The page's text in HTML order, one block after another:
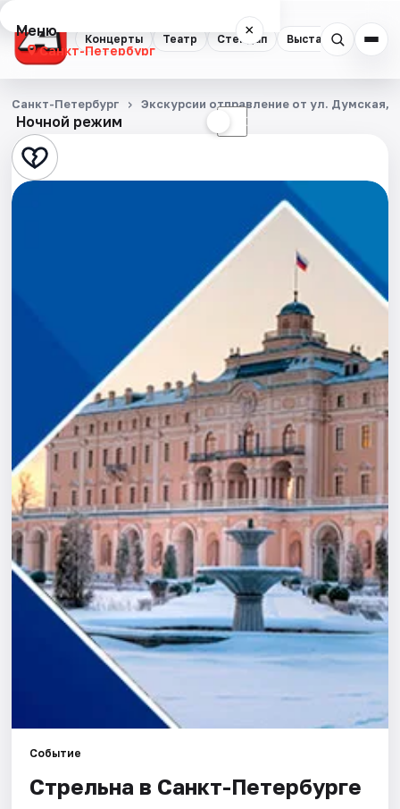
Концерты Театр Стендап Выставки
Меню ×
Санкт-Петербург
Концерты
Театр
Стендап
Города
Площадки
Артисты
Рейтинги
Ночной режим ☾
Санкт-Петербург Экскурсии отправление от ул. Думская,
Событие
Стрельна в Санкт-Петербурге